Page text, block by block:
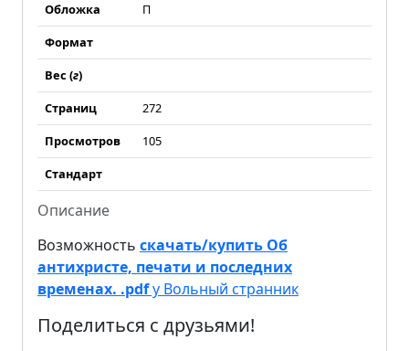
Обложка
П
Формат
Вес (г)
Страниц
272
Просмотров
105
Стандарт
Описание
Возможность скачать/купить Об
антихристе, печати и последних
временах. .pdfу Вольный странник
Поделиться с друзьями!